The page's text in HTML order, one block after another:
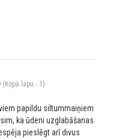
lapu - 1)
papildu siltummaiņiem
ka ūdeni uzglabāšanas
pieslēgt arī divus